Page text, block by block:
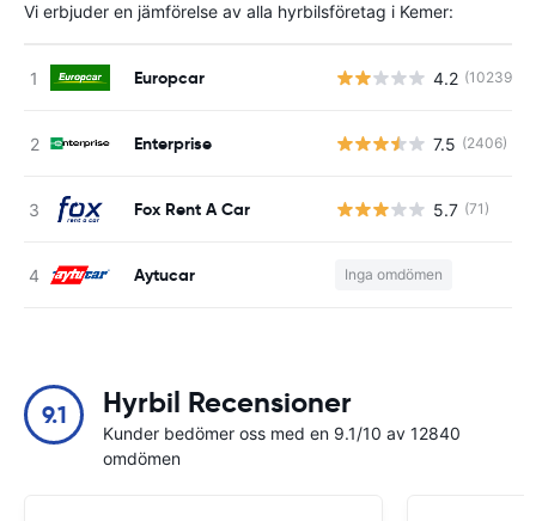
Vi erbjuder en jämförelse av alla hyrbilsföretag i Kemer:
Europcar 4.2 (10239)
Enterprise 7.5 (2406)
Fox Rent A Car 5.7 (71)
Aytucar Inga omdömen
9.1 Hyrbil Recensioner
Kunder bedömer oss med en 9.1/10 av 12840
omdömen